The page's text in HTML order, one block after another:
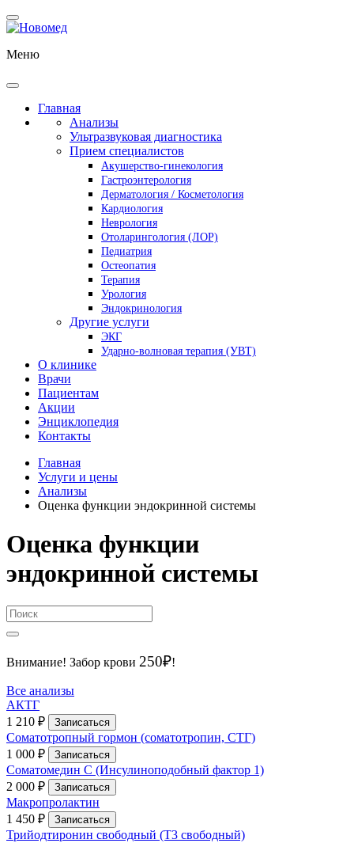
Меню
Главная
Анализы
Ультразвуковая диагностика
Прием специалистов
Акушерство-гинекология
Гастроэнтерология
Дерматология / Косметология
Кардиология
Неврология
Отоларингология (ЛОР)
Педиатрия
Остеопатия
Терапия
Урология
Эндокринология
Другие услуги
ЭКГ
Ударно-волновая терапия (УВТ)
О клинике
Врачи
Пациентам
Акции
Энциклопедия
Контакты
Главная
Услуги и цены
Анализы
Оценка функции эндокринной системы
Оценка функции
эндокринной системы
Внимание! Забор крови 250₽!
Все анализы
АКТГ
1 210 ₽
Записаться
Соматотропный гормон (соматотропин, СТГ)
1 000 ₽
Записаться
Соматомедин С (Инсулиноподобный фактор 1)
2 000 ₽
Записаться
Макропролактин
1 450 ₽
Записаться
Трийодтиронин свободный (Т3 свободный)